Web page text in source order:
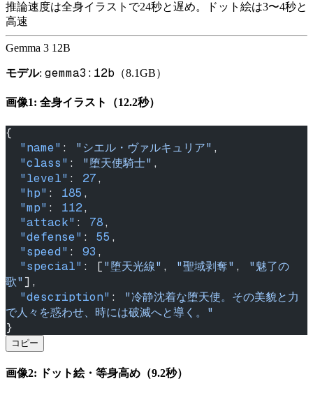
推論速度は全身イラストで24秒と遅め。ドット絵は3〜4秒と
高速
Gemma 3 12B
モデル: gemma3:12b （8.1GB）
画像1: 全身イラスト（12.2秒）
{
  "name"
: "シエル・ヴァルキュリア" ,
  "class"
: "堕天使騎士" ,
  "level"
: 27,
  "hp"
: 185 ,
  "mp"
: 112,
  "attack"
: 78,
  "defense"
: 55 ,
  "speed"
: 93 ,
  "special"
: ["堕天光線" , "聖域剥奪" , "魅了の
歌"],
  "description"
: "冷静沈着な堕天使。その美貌と力
で人々を惑わせ、時には破滅へと導く。"
}
コピー
画像2: ドット絵・等身高め（9.2秒）